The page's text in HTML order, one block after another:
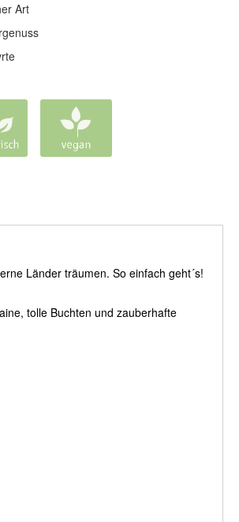
Art
Länder träumen. So einfach geht´s!
tolle Buchten und zauberhafte